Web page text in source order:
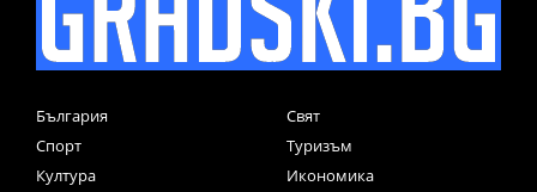
България
Свят
Спорт
Туризъм
Култура
Икономика